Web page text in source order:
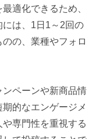
適化できるため、
は、1日1～2回の
の、業種やフォロ
ペーンや新商品情
的なエンゲージメ
専門性を重視する